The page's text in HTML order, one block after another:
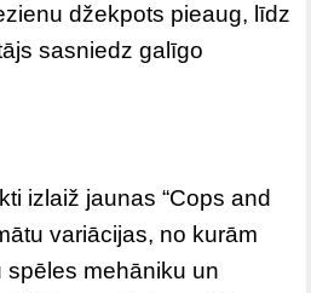
džekpots pieaug, līdz
sasniedz galīgo
izlaiž jaunas “Cops and
variācijas, no kurām
spēles mehāniku un